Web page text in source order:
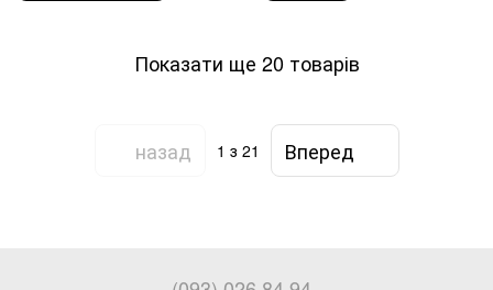
Показати ще 20 товарів
назад 1 з 21 Вперед